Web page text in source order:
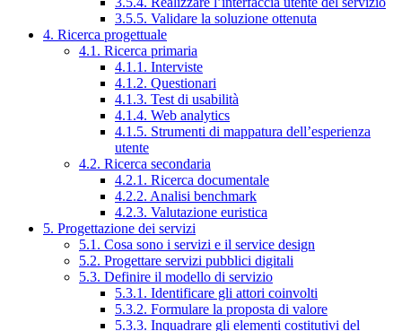
3.5.5. Validare la soluzione ottenuta
4. Ricerca progettuale
4.1. Ricerca primaria
4.1.1. Interviste
4.1.2. Questionari
4.1.3. Test di usabilità
4.1.4. Web analytics
4.1.5. Strumenti di mappatura dell’esperienza
utente
4.2. Ricerca secondaria
4.2.1. Ricerca documentale
4.2.2. Analisi benchmark
4.2.3. Valutazione euristica
5. Progettazione dei servizi
5.1. Cosa sono i servizi e il service design
5.2. Progettare servizi pubblici digitali
5.3. Definire il modello di servizio
5.3.1. Identificare gli attori coinvolti
5.3.2. Formulare la proposta di valore
5.3.3. Inquadrare gli elementi costitutivi del